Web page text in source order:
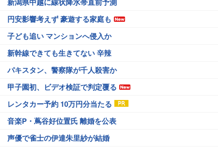
円安影響考えず 豪遊する家庭も
子ども追い マンションへ侵入か
新幹線できても生きてない 辛辣
パキスタン、警察隊が千人殺害か
甲子園初、ビデオ検証で判定覆る
レンタカー予約 10万円分当たる
音楽P・蔦谷好位置氏 離婚を公表
声優で雀士の伊達朱里紗が結婚